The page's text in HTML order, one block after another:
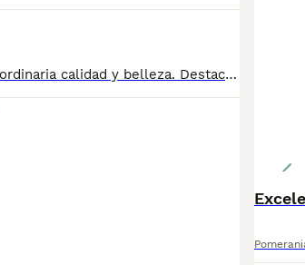
Disponible pomeranias de extraordinaria calidad y belleza. Destacan por su tamaño compacto, su abundante y sedoso manto su carita dulce con expresión de bebé y su excelente estructura.